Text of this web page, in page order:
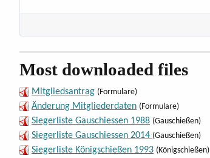
Most downloaded files
Mitgliedsantrag (Formulare)
Änderung Mitgliederdaten (Formulare)
Siegerliste Gauschiessen 1988 (Gauschießen)
Siegerliste Gauschiessen 2014 (Gauschießen)
Siegerliste Königschießen 1993 (Königschießen)